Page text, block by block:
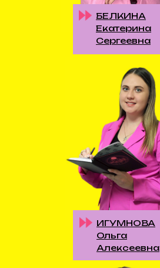
ИГУМНОВА
Ольга
Алексеевна
БЕЛКИНА
Екатерина
Сергеевна